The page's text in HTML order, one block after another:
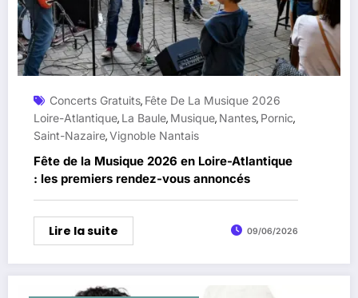
Concerts Gratuits, Fête De La Musique 2026
Loire-Atlantique, La Baule, Musique, Nantes, Pornic,
Saint-Nazaire,Vignoble Nantais
Fête de la Musique 2026 en Loire-Atlantique
: les premiers rendez-vous annoncés
Lire la suite 09/06/2026